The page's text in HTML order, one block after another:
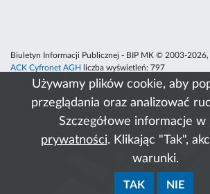
Używamy plików cookie, aby
przeglądania oraz analizować
Szczegółowe informacje w
prywatności. Klikając "Tak",
warunki.
TAK NIE
Biuletyn Informacji Publicznej - BIP MK © 2003-2026,
ACK Cyfronet AGH
liczba wyświetleń: 797